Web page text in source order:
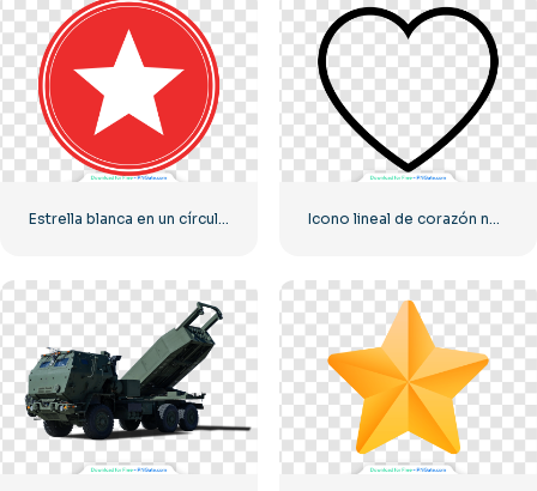
Estrella blanca en un círculo rojo Icono lineal de corazón negro – 2